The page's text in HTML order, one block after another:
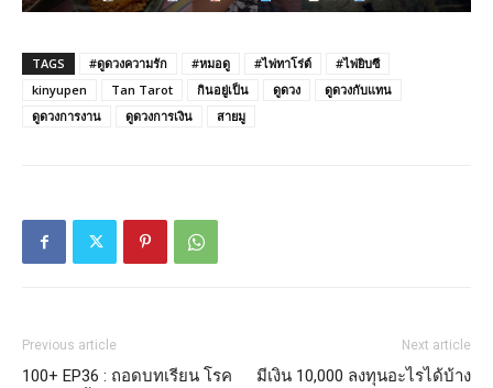
TAGS #ดูดวงความรัก #หมอดู #ไพ่ทาโร่ต์
#ไพ่ยิบซี
kinyupen
Tan Tarot กินอยู่เป็น ดูดวง
ดูดวงกับแทน
ดูดวงการงาน
ดูดวงการเงิน สายมู
Previous article
100+ EP36 : ถอดบทเรียน โรค
Next article
มีเงิน 10,000 ลงทุนอะไรได้บ้าง